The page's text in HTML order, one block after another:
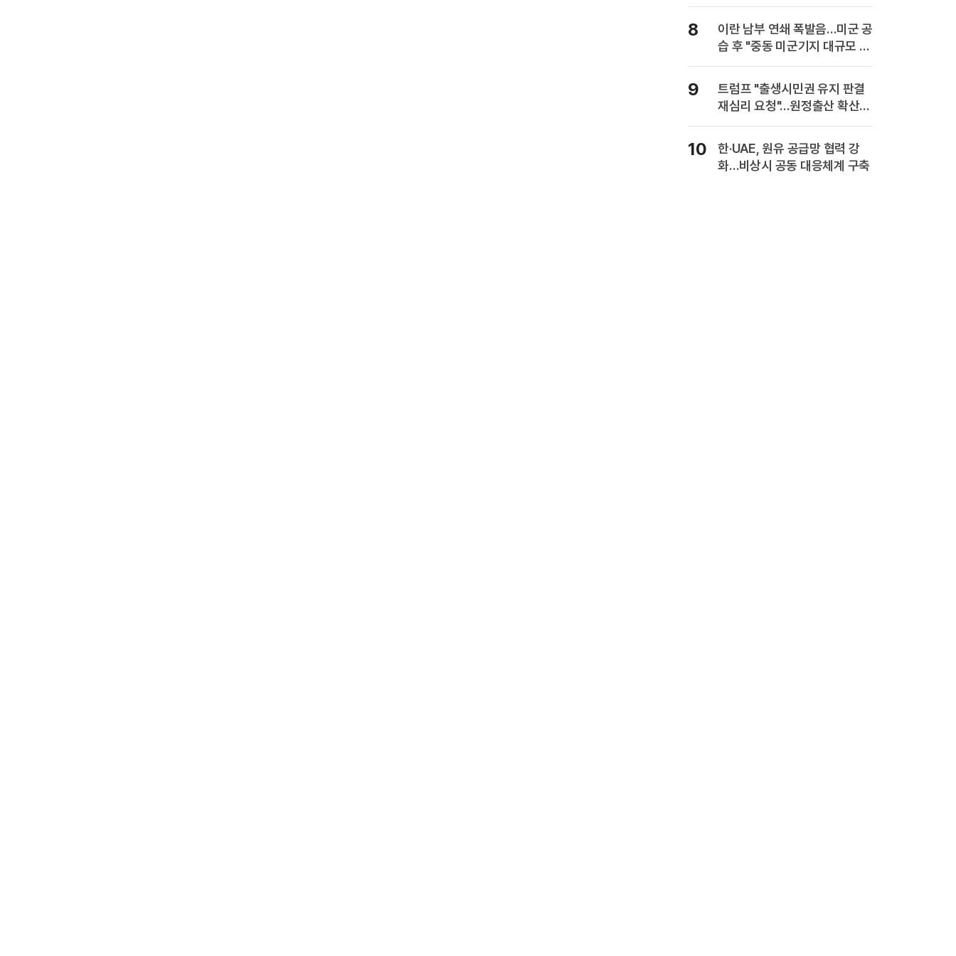
8
이란 남부 연쇄 폭발음…미군 공
습 후 "중동 미군기지 대규모 보
복" 경고
9
트럼프 "출생시민권 유지 판결
재심리 요청"…원정출산 확산
주장
10
한·UAE, 원유 공급망 협력 강
화…비상시 공동 대응체계 구축